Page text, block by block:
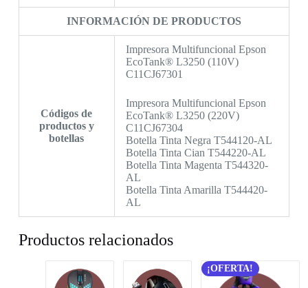
INFORMACIÓN DE PRODUCTOS
Códigos de
productos y
botellas
Impresora Multifuncional Epson
EcoTank® L3250 (110V)
C11CJ67301
Impresora Multifuncional Epson
EcoTank® L3250 (220V)
C11CJ67304
Botella Tinta Negra T544120-AL
Botella Tinta Cian T544220-AL
Botella Tinta Magenta T544320-
AL
Botella Tinta Amarilla T544420-
AL
Productos relacionados
¡OFERTA!